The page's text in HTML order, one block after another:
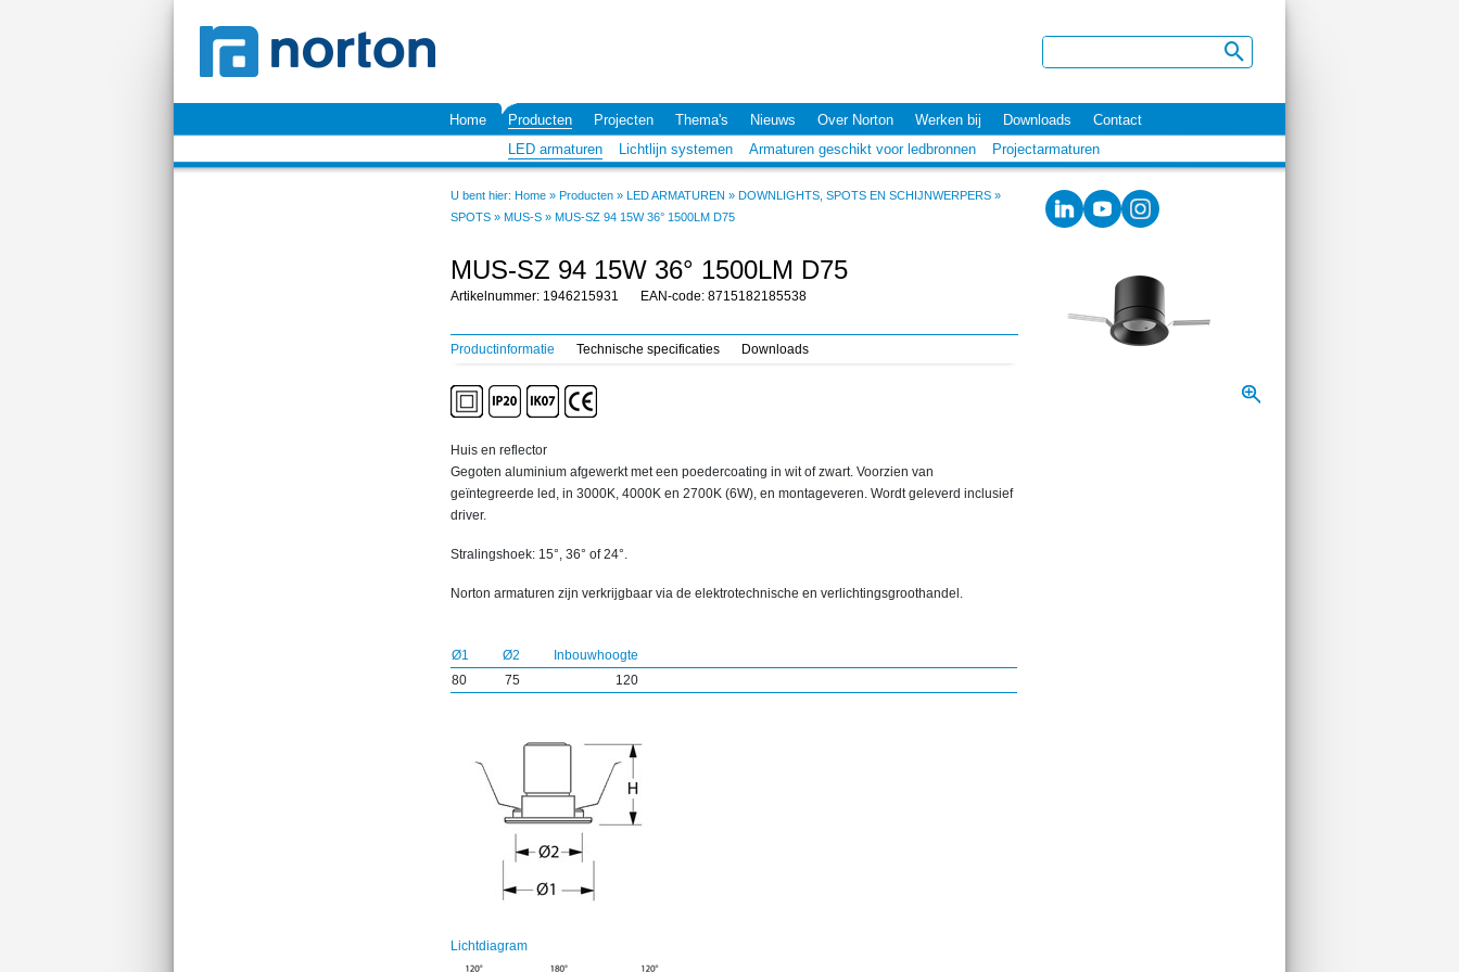
Home Producten Projecten Thema's Nieuws Over Norton Werken bij Downloads
Contact
LED armaturen
Lichtlijn systemen Armaturen geschikt voor ledbronnen Projectarmaturen
U bent hier: Home » Producten » LED ARMATUREN » DOWNLIGHTS, SPOTS EN SCHIJNWERPERS »
SPOTS » MUS-S » MUS-SZ 94 15W 36° 1500LM D75
MUS-SZ 94 15W 36° 1500LM D75
Artikelnummer: 1946215931 EAN-code: 8715182185538
Productinformatie Technische specificaties Downloads
Huis en reflector
Gegoten aluminium afgewerkt met een poedercoating in wit of zwart. Voorzien van
geïntegreerde led, in 3000K, 4000K en 2700K (6W), en montageveren. Wordt geleverd inclusief
driver.
Stralingshoek: 15°, 36° of 24°.
Norton armaturen zijn verkrijgbaar via de elektrotechnische en verlichtingsgroothandel.
Ø1 Ø2
Inbouwhoogte
80
75 120
Lichtdiagram